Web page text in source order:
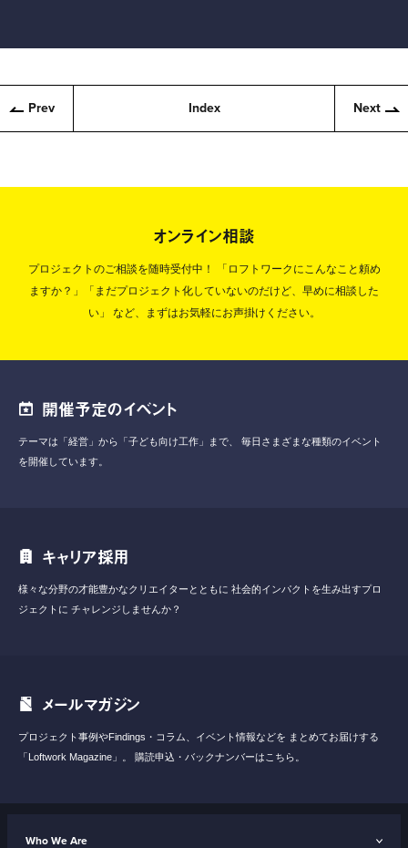
Prev Index Next
オンライン相談
プロジェクトのご相談を随時受付中！
「ロフトワークにこんなこと頼め
ますか？」「まだプロジェクト化していないのだけど、早めに相談した
い」
など、まずはお気軽にお声掛けください。
開催予定のイベント
テーマは「経営」から「子ども向け工作」まで、
毎日さまざまな種類のイベント
を開催しています。
キャリア採用
様々な分野の才能豊かなクリエイターとともに 社会的インパクトを生み出すプロ
ジェクトに チャレンジしませんか？
メールマガジン
プロジェクト事例やFindings・コラム、イベント情報などを まとめてお届けする
「Loftwork Magazine」。
購読申込・バックナンバーはこちら。
Who We Are